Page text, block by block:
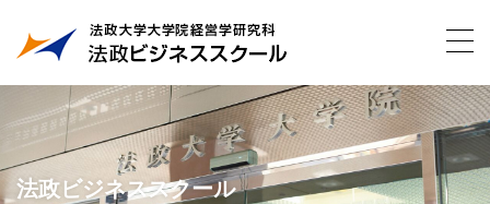
法政ビジネススクール